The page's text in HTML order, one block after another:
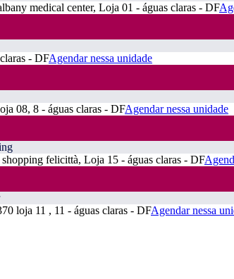
medical center, Loja 01 - águas claras - DF
- DFAgendar nessa unidade
08, 8 - águas claras - DFAgendar nessa unidade
felicittà, Loja 15 - águas claras - DF
loja 11 , 11 - águas claras - DFAgendar nessa